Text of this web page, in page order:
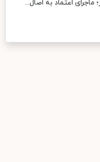
اعتماد به اصال...